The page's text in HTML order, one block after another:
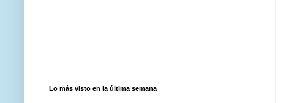
Lo más visto en la última semana